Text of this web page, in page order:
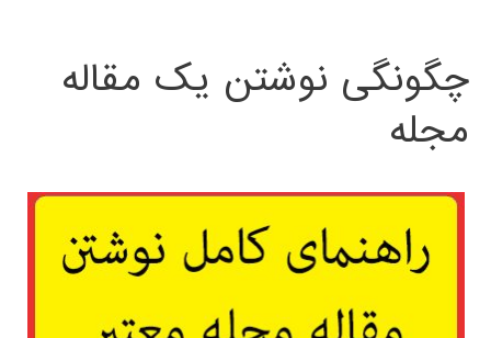
چگونگی نوشتن یک مقاله
مجله